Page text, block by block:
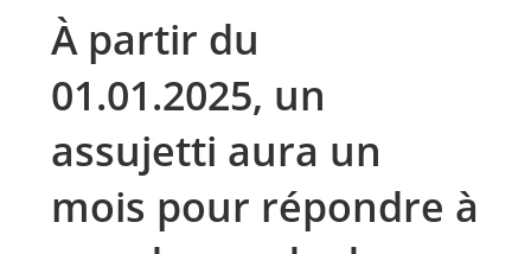
À partir du
01.01.2025, un
assujetti aura un
mois pour répondre à